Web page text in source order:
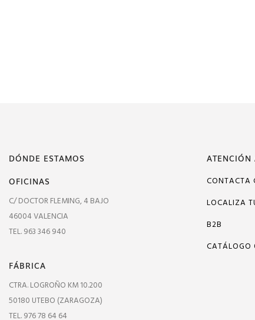
DÓNDE ESTAMOS
OFICINAS
C/ DOCTOR FLEMING, 4 BAJO
46004 VALENCIA
TEL. 963 346 940
FÁBRICA
CTRA. LOGROÑO KM 10.200
50180 UTEBO (ZARAGOZA)
TEL. 976 78 64 64
ATENCIÓN
CONTACTA
LOCALIZA
B2B
CATÁLOGO